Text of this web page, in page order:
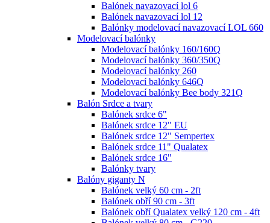
Balónek navazovací lol 6
Balónek navazovací lol 12
Balónky modelovací navazovací LOL 660
Modelovací balónky
Modelovací balónky 160/160Q
Modelovací balónky 360/350Q
Modelovací balónky 260
Modelovací balónky 646Q
Modelovací balónky Bee body 321Q
Balón Srdce a tvary
Balónek srdce 6"
Balónek srdce 12" EU
Balónek srdce 12" Sempertex
Balónek srdce 11" Qualatex
Balónek srdce 16"
Balónky tvary
Balóny giganty N
Balónek velký 60 cm - 2ft
Balónek obří 90 cm - 3ft
Balónek obří Qualatex velký 120 cm - 4ft